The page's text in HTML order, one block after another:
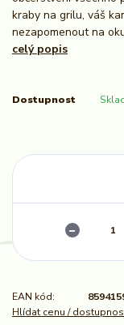
kraby na grilu, váš
nezapomenout na
celý popis
Dostupnost
EAN kód:
Hlídat cenu /